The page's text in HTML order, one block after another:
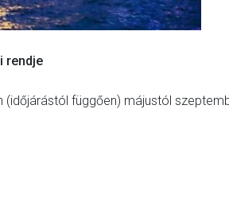
rendje
függően) májustól